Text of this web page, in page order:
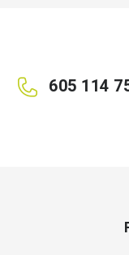
605 114